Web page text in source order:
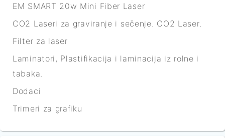
EM SMART 20w Mini Fiber Laser
CO2 Laseri za graviranje i sečenje. CO2 Laser.
Filter za laser
Laminatori, Plastifikacija i laminacija iz rolne i
tabaka.
Dodaci
Trimeri za grafiku